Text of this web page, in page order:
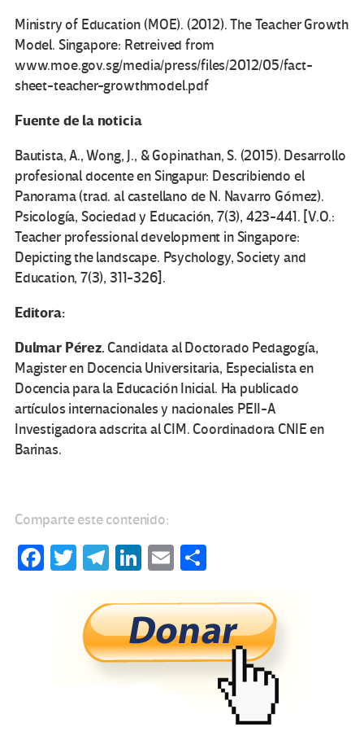
Ministry of Education (MOE). (2012). The Teacher Growth
Model. Singapore: Retreived from
www.moe.gov.sg/media/press/files/2012/05/fact-
sheet-teacher-growthmodel.pdf
Fuente de la noticia
Bautista, A., Wong, J., & Gopinathan, S. (2015). Desarrollo
profesional docente en Singapur: Describiendo el
Panorama (trad. al castellano de N. Navarro Gómez).
Psicología, Sociedad y Educación, 7(3), 423-441. [V.O.:
Teacher professional development in Singapore:
Depicting the landscape. Psychology, Society and
Education, 7(3), 311-326].
Editora:
Dulmar Pérez.Candidata al Doctorado Pedagogía,
Magister en Docencia Universitaria, Especialista en
Docencia para la Educación Inicial. Ha publicado
artículos internacionales y nacionales PEII-A
Investigadora adscrita al CIM. Coordinadora CNIE en
Barinas.
Comparte este contenido:
Fa T
tt
er
Te
gr
a
m
Li
ke
dI
n
E
ail m
p
ar
tir